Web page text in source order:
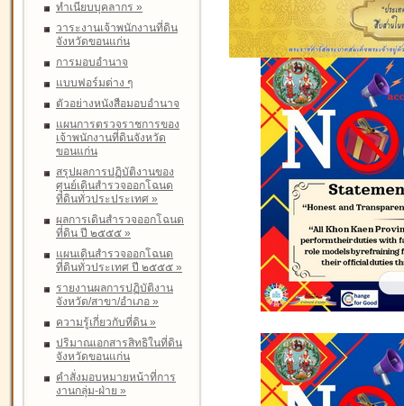
ทำเนียบบุคลากร »
วาระงานเจ้าพนักงานที่ดิน
จังหวัดขอนแก่น
การมอบอำนาจ
แบบฟอร์มต่าง ๆ
ตัวอย่างหนังสือมอบอำนาจ
แผนการตรวจราชการของ
เจ้าพนักงานที่ดินจังหวัด
ขอนแก่น
สรุปผลการปฏิบัติงานของ
ศูนย์เดินสำรวจออกโฉนด
ที่ดินทั่วประประเทศ »
ผลการเดินสำรวจออกโฉนด
ที่ดิน ปี ๒๕๕๕ »
แผนเดินสำรวจออกโฉนด
ที่ดินทั่วประเทศ ปี ๒๕๕๕ »
รายงานผลการปฏิบัติงาน
จังหวัด/สาขา/อำเภอ »
ความรู้เกี่ยวกับที่ดิน »
ปริมาณเอกสารสิทธิในที่ดิน
จังหวัดขอนแก่น
คำสั่งมอบหมายหน้าที่การ
งานกลุ่ม-ฝ่าย »